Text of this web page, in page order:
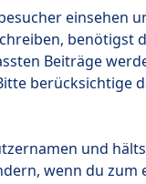
einsehen
benötigst
Beiträge
berücksichtige
und
wenn du zum